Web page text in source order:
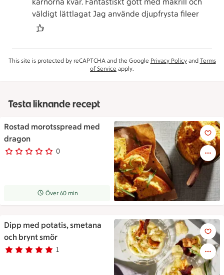
väldigt lättlagat Jag använde djupfrysta fileer
This site is protected by reCAPTCHA and the Google Privacy Policyand Terms
of Service apply.
Testa liknande recept
Rostad morotsspread med
dragon
0
0 personer har röstat
Receptet tar Över 60 min att tillaga
Över 60 min
Rostad morotsspread med
Dipp med potatis, smetana
och brynt smör
Betyg 5 av 5.
1
1 personer har röstat
Dipp med potatis, smetana